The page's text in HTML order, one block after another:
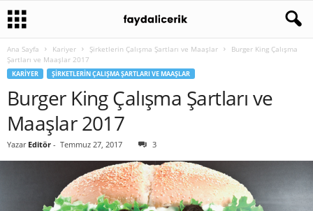
Ana Sayfa Kariyer Şirketlerin Çalışma Şartları ve Maaşlar
Burger King Çalışma
Şartları ve Maaşlar 2017
KARIYER ŞIRKETLERIN ÇALIŞMA ŞARTLARI VE MAAŞLAR
Burger King Çalışma Şartları ve
Maaşlar 2017
Yazar Editör - Temmuz 27, 2017 3